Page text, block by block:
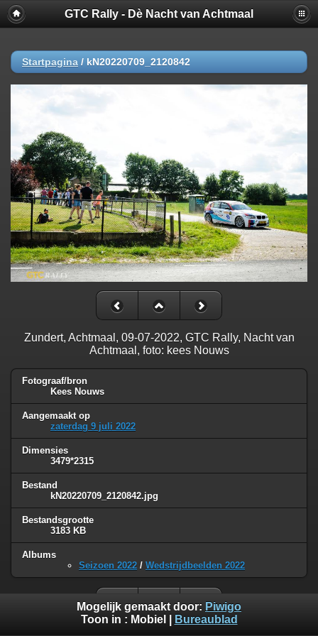
GTC Rally - Dè Nacht van Achtmaal
Startpagina / kN20220709_2120842
Zundert, Achtmaal, 09-07-2022, GTC Rally, Nacht van
Achtmaal, foto: kees Nouws
Fotograaf/bron
Kees Nouws
Aangemaakt op
zaterdag 9 juli 2022
Dimensies
3479*2315
Bestand
kN20220709_2120842.jpg
Bestandsgrootte
3183 KB
Albums
Seizoen 2022 / Wedstrijdbeelden 2022
Mogelijk gemaakt door: Piwigo
Toon in : Mobiel Bureaublad